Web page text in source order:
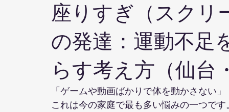
座りすぎ（スクリ
の発達：運動不足
らす考え方（仙台
「ゲームや動画ばかりで体を動かさない」
これは今の家庭で最も多い悩みの一つです